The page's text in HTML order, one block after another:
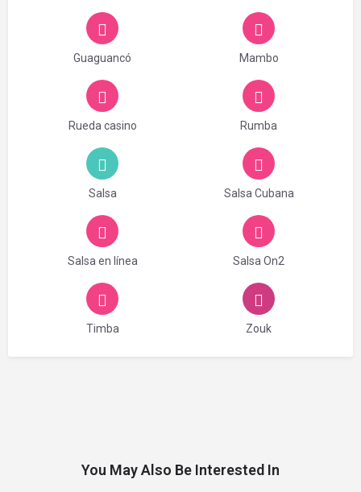
Guaguancó Mambo
Rueda casino Rumba
Salsa Salsa Cubana
Salsa en línea Salsa On2
Timba Zouk
You May Also Be Interested In